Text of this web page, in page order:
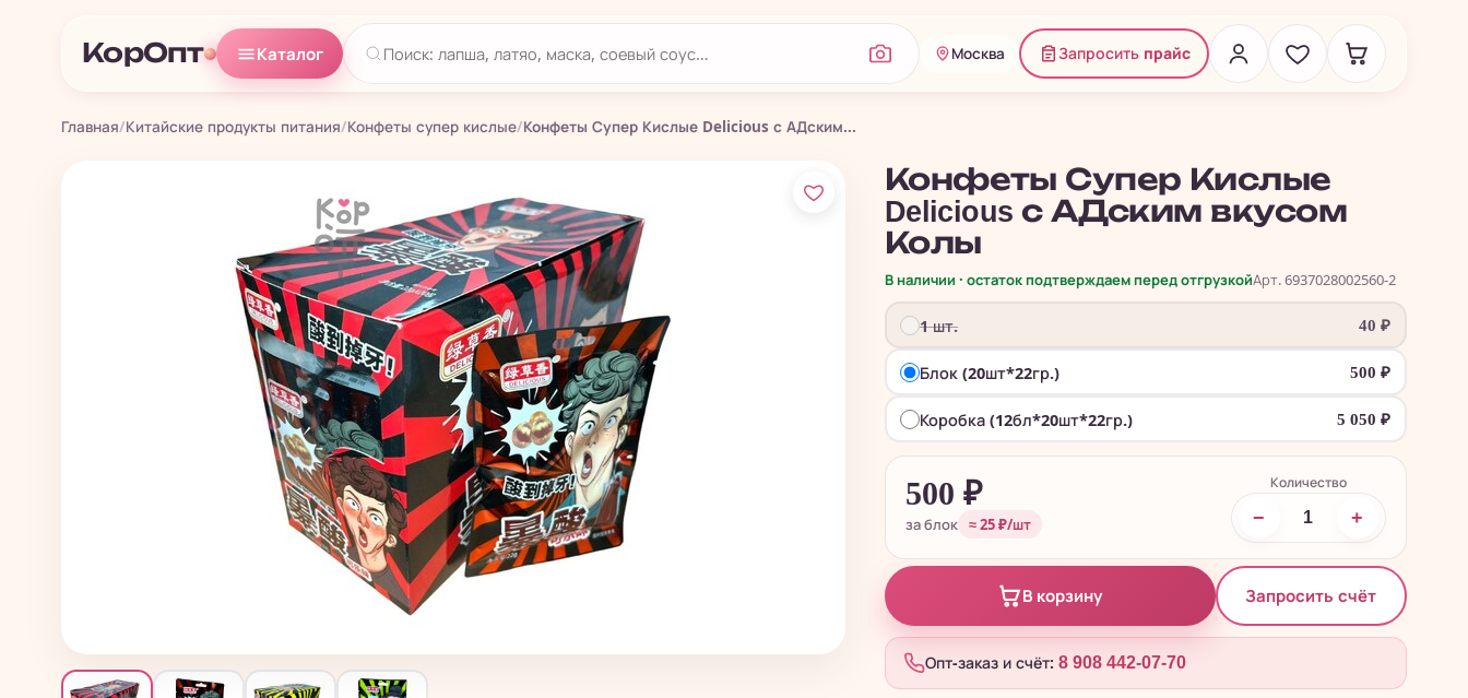
КорОпт Каталог Москва Запросить прайс
Главная/Китайские продукты питания/Конфеты супер кислые/Конфеты Супер Кислые Delicious с АДским...
Конфеты Супер Кислые
Delicious с АДским вкусом
Колы
В наличии · остаток подтверждаем перед отгрузкойАрт. 6937028002560-2
1 шт. 40₽
Блок (20шт*22гр.) 500₽
Коробка (12бл*20шт*22гр.) 5 050₽
500 ₽
за блок ≈ 25 ₽/шт
Количество
− +
В корзину Запросить счёт
Опт-заказ и счёт: 8 908 442-07-70